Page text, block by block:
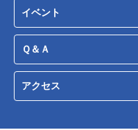
イベント
Ｑ＆Ａ
アクセス